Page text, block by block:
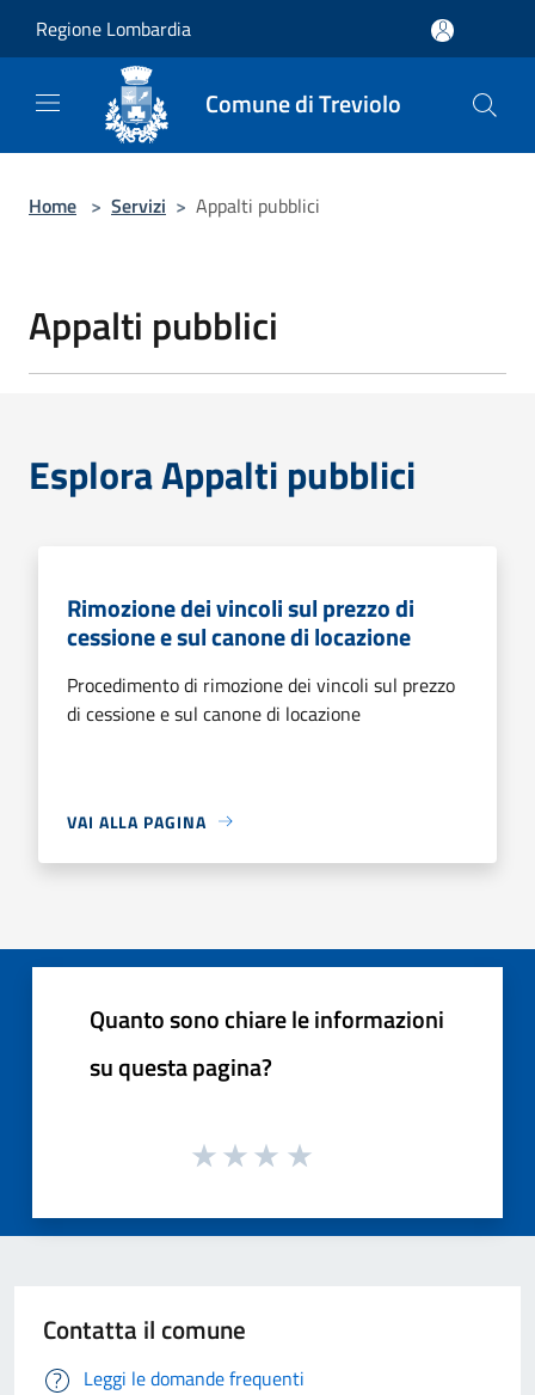
Regione Lombardia
Comune di Treviolo
Home > Servizi > Appalti pubblici
Appalti pubblici
Esplora Appalti pubblici
Rimozione dei vincoli sul prezzo di
cessione e sul canone di locazione
Procedimento di rimozione dei vincoli sul prezzo
di cessione e sul canone di locazione
VAI ALLA PAGINA
Quanto sono chiare le informazioni
su questa pagina?
Contatta il comune
Leggi le domande frequenti